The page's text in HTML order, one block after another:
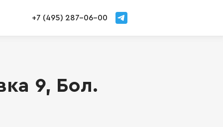
+7 (495) 287-06-00
9, Бол.